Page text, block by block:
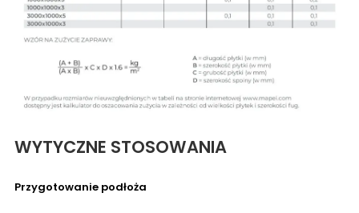
WYTYCZNE STOSOWANIA
Przygotowanie podłoża